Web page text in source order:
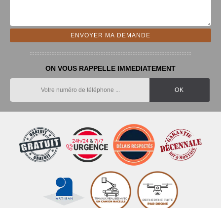
ON VOUS RAPPELLE IMMEDIATEMENT